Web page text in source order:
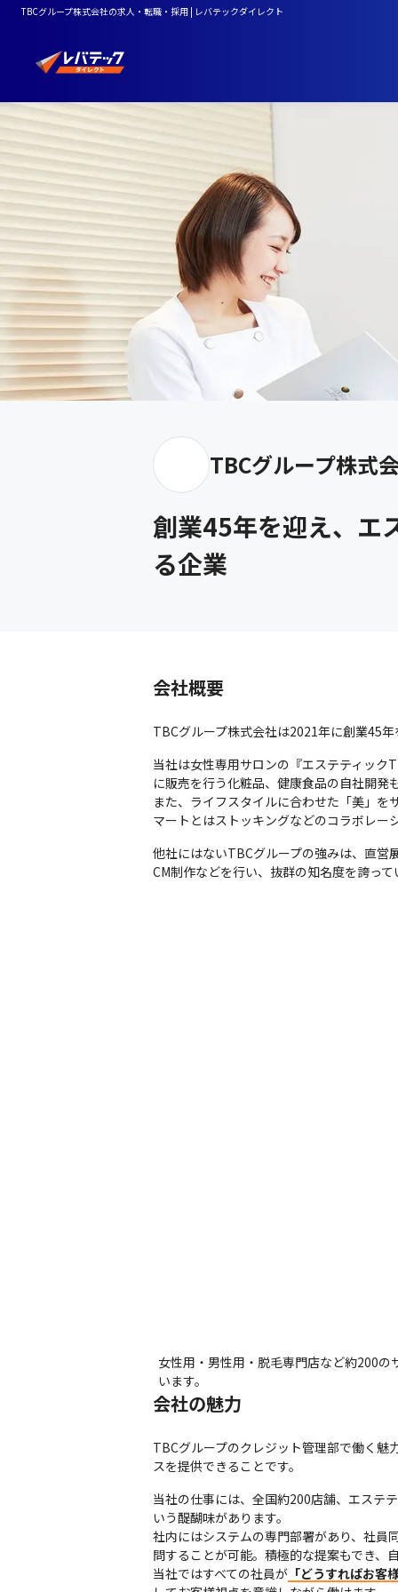
TBCグループ株式会社の求人・転職・採用 | レバテックダイレクト
TBCグループ株式
創業45年を迎え、エ
る企業
会社概要
TBCグループ株式会社は2021年に創業45
当社は女性専用サロンの『エステティッ
に販売を行う化粧品、健康食品の自社開発
また、ライフスタイルに合わせた「美」
マートとはストッキングなどのコラボレー
他社にはないTBCグループの強みは、直営
CM制作などを行い、抜群の知名度を誇って
女性用・男性用・脱毛専門店など約200の
います。
会社の魅力
TBCグループのクレジット管理部で働く魅
スを提供できることです。
当社の仕事には、全国約200店舗、エステ
いう醍醐味があります。
社内にはシステムの専門部署があり、社員
問することが可能。積極的な提案もでき、
当社ではすべての社員が 「どうすればお